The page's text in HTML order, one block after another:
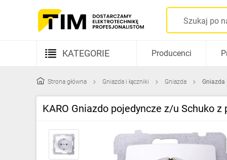
KATEGORIE
Kable i przewody
Elementy prowadzenia kabli
Fotowoltaika
Producenci
Strona główna Gniazda i łączniki Gniazda Gniazda
KARO Gniazdo pojedyncze z/u Schuko z